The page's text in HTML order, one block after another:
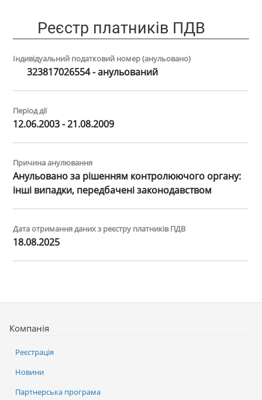
Реєстр платників ПДВ
Індивідуальний податковий номер (анульовано)
323817026554 - анульований
Період дії
12.06.2003 - 21.08.2009
Причина анулювання
Анульовано за рiшенням контролюючого органу:
iншi випадки, передбаченi законодавством
Дата отримання даних з реєстру платників ПДВ
18.08.2025
Компанія
Реєстрація
Новини
Партнерська програма